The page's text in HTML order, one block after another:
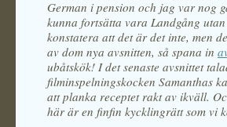
German i pension och jag var nog
kunna fortsätta vara Landgång
konstatera att det är det inte, men
av dom nya avsnitten, så spana in
ubåtskök! I det senaste avsnittet
filminspelningskocken Samanthas
att planka receptet rakt av ikväll.
här är en finfin kycklingrätt som vi